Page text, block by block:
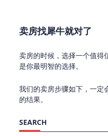
卖房找犀牛就对了
卖房的时候，选择一个值得
是你最明智的选择。
我们的卖房步骤如下，一定
的结果。
SEARCH